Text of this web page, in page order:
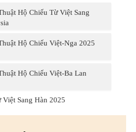
Hộ Chiếu Từ Việt Sang
Hộ Chiếu Việt-Nga 2025
Hộ Chiếu Việt-Ba Lan
Sang Hàn 2025